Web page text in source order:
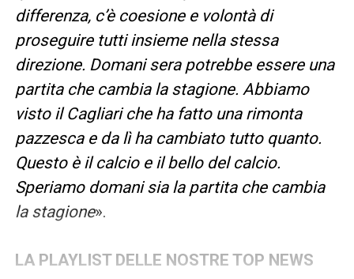
differenza, c’è coesione e volontà di
proseguire tutti insieme nella stessa
direzione. Domani sera potrebbe essere una
partita che cambia la stagione. Abbiamo
visto il Cagliari che ha fatto una rimonta
pazzesca e da lì ha cambiato tutto quanto.
Questo è il calcio e il bello del calcio.
Speriamo domani sia la partita che cambia
la stagione».
LA PLAYLIST DELLE NOSTRE TOP NEWS